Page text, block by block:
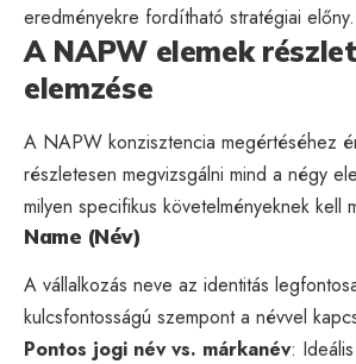
eredményekre fordítható stratégiai előny.
A NAPW elemek
elemzése
A NAPW konzisztencia megértéséhez
részletesen megvizsgálni mind a négy
milyen specifikus követelményeknek kell
Name (Név)
A vállalkozás neve az identitás
kulcsfontosságú szempont a névvel
Pontos jogi név vs. márkanév: